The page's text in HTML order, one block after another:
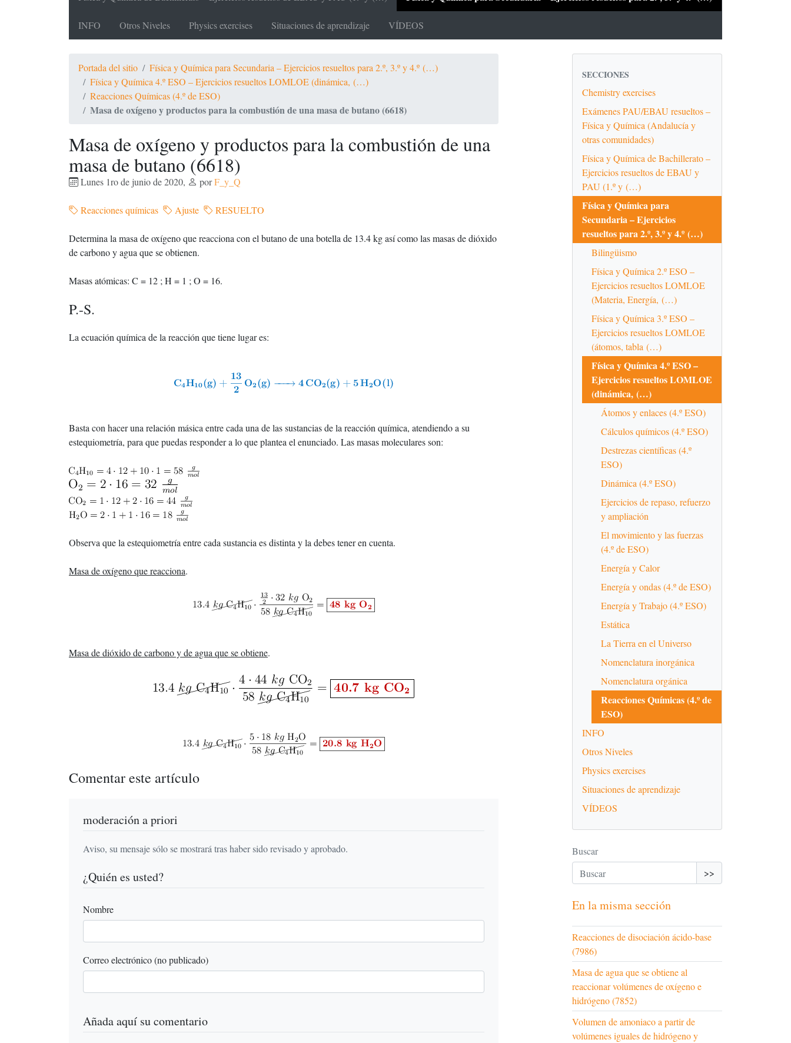
INFO Otros Niveles Physics exercises Situaciones de aprendizaje VÍDEOS
Portada del sitio
Física y Química para Secundaria – Ejercicios resueltos para 2.º, 3.º y 4.º (…)
Física y Química 4.º ESO – Ejercicios resueltos LOMLOE (dinámica, (…)
Reacciones Químicas (4.º de ESO)
Masa de oxígeno y productos para la combustión de una masa de butano (6618)
Masa de oxígeno y productos para la combustión de una
masa de butano (6618)
Lunes 1ro de junio de 2020, porF_y_Q
Reacciones químicas Ajuste RESUELTO
Determina la masa de oxígeno que reacciona con el butano de una botella de 13.4 kg así como las masas de dióxido
de carbono y agua que se obtienen.
Masas atómicas: C = 12 ; H = 1 ; O = 16.
P.-S.
La ecuación química de la reacción que tiene lugar es:
Basta con hacer una relación másica entre cada una de las sustancias de la reacción química, atendiendo a su
estequiometría, para que puedas responder a lo que plantea el enunciado. Las masas moleculares son:
Observa que la estequiometría entre cada sustancia es distinta y la debes tener en cuenta.
Masa de oxígeno que reacciona.
Masa de dióxido de carbono y de agua que se obtiene.
Comentar este artículo
moderación a priori
Aviso, su mensaje sólo se mostrará tras haber sido revisado y aprobado.
¿Quién es usted?
Nombre
Correo electrónico (no publicado)
Añada aquí su comentario
SECCIONES
Chemistry exercises
Exámenes PAU/EBAU resueltos –
Física y Química (Andalucía y
otras comunidades)
Física y Química de Bachillerato –
Ejercicios resueltos de EBAU y
PAU (1.º y (…)
Física y Química para
Secundaria – Ejercicios
resueltos para 2.º, 3.º y 4.º (…)
Bilingüismo
Física y Química 2.º ESO –
Ejercicios resueltos LOMLOE
(Materia, Energía, (…)
Física y Química 3.º ESO –
Ejercicios resueltos LOMLOE
(átomos, tabla (…)
Física y Química 4.º ESO –
Ejercicios resueltos LOMLOE
(dinámica, (…)
Átomos y enlaces (4.º ESO)
Cálculos químicos (4.º ESO)
Destrezas científicas (4.º
ESO)
Dinámica (4.º ESO)
Ejercicios de repaso, refuerzo
y ampliación
El movimiento y las fuerzas
(4.º de ESO)
Energía y Calor
Energía y ondas (4.º de ESO)
Energía y Trabajo (4.º ESO)
Estática
La Tierra en el Universo
Nomenclatura inorgánica
Nomenclatura orgánica
Reacciones Químicas (4.º de
ESO)
INFO
Otros Niveles
Physics exercises
Situaciones de aprendizaje
VÍDEOS
Buscar
>>
En la misma sección
Reacciones de disociación ácido-base
(7986)
Masa de agua que se obtiene al
reaccionar volúmenes de oxígeno e
hidrógeno (7852)
Volumen de amoniaco a partir de
volúmenes iguales de hidrógeno y